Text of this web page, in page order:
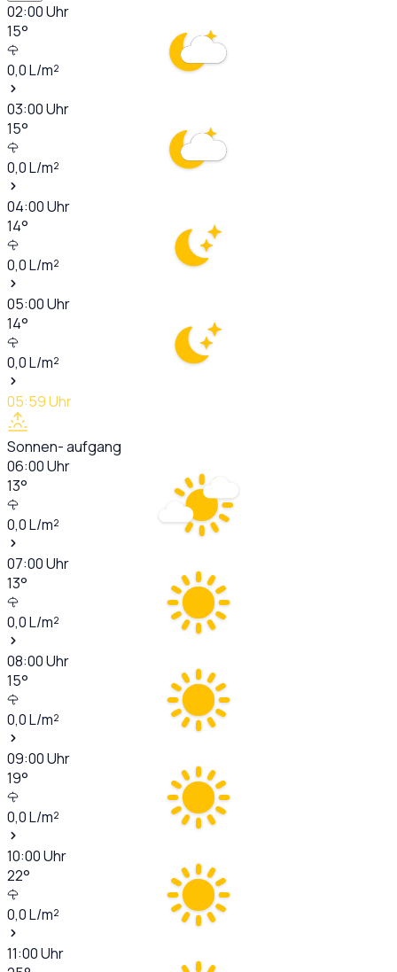
02:00Uhr
15°
0,0L/m²
03:00Uhr
15°
0,0L/m²
04:00Uhr
14°
0,0L/m²
05:00Uhr
14°
0,0L/m²
05:59Uhr
Sonnen- aufgang
06:00Uhr
13°
0,0L/m²
07:00Uhr
13°
0,0L/m²
08:00Uhr
15°
0,0L/m²
09:00Uhr
19°
0,0L/m²
10:00Uhr
22°
0,0L/m²
11:00Uhr